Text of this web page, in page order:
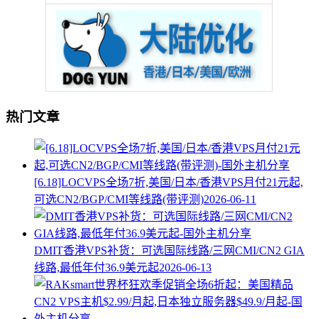
热门文章
[6.18]LOCVPS全场7折,美国/日本/香港VPS月付21元起,
可选CN2/BGP/CMI等线路(带评测)2026-06-11
DMIT香港VPS补货：可选国际线路/三网CMI/CN2 GIA
线路,最低年付36.9美元起2026-06-13